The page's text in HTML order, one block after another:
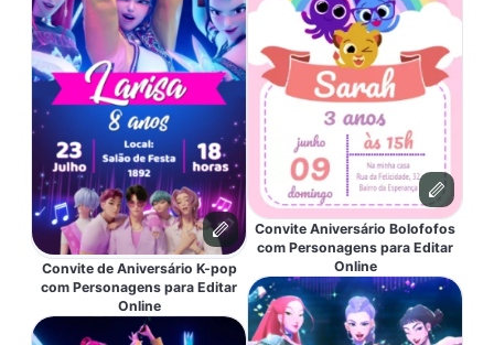
Convite de Aniversário K-pop
com Personagens para Editar
Online
Convite Aniversário Bolofofos
com Personagens para Editar
Online